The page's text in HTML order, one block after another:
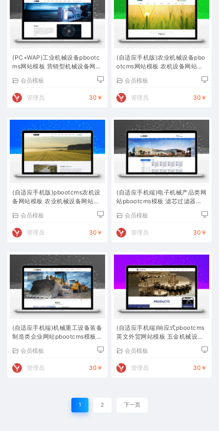
(PC+WAP)工业机械设备pbootc
ms网站模板 营销型机械设备网站
会员模板
管理员 30￥
(自适应手机版)农业机械设备pbo
otcms网站模板 农机设备网站源
会员模板
管理员 30￥
(自适应手机版)pbootcms农机设
备网站模板 农业机械设备网站源
会员模板
管理员 30￥
(自适应手机端)电子机械产品类网
站pbootcms模板 滤芯过滤器网
会员模板
管理员 30￥
(自适应手机端)机械重工设备装备
制造类企业网站pbootcms模板
会员模板
管理员 30￥
(自适应手机端)响应式pbootcms
英文外贸网站模板 五金机械设备
会员模板
管理员 30￥
1 2 下一页